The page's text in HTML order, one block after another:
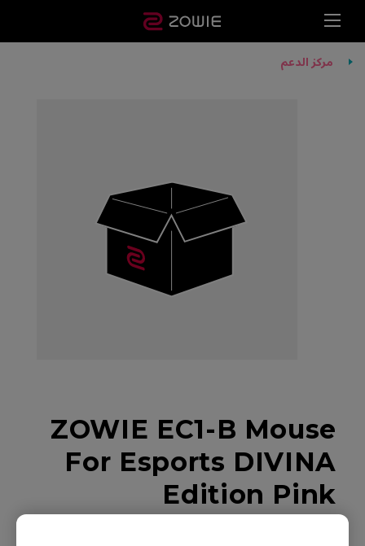
مركز الدعم
ZOWIE EC1-B Mouse
For Esports DIVINA
Edition Pink